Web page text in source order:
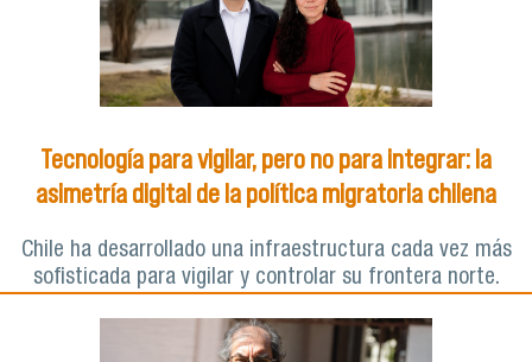
Tecnología para vigilar, pero no para integrar: la
asimetría digital de la política migratoria chilena
Chile ha desarrollado una infraestructura cada vez más
sofisticada para vigilar y controlar su frontera norte.